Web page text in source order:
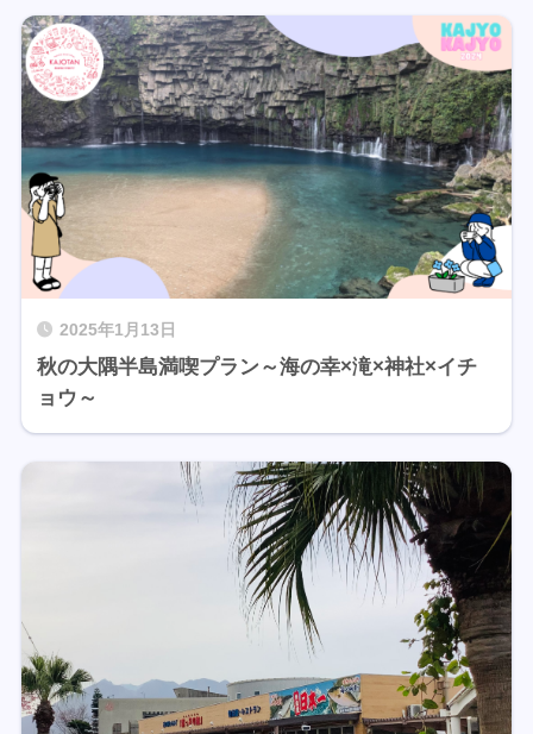
2025年1月13日
秋の大隅半島満喫プラン～海の幸×滝×神社×イチ
ョウ～